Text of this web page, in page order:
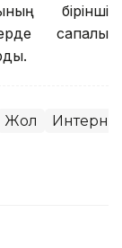
бірінші
сапалы
Жол